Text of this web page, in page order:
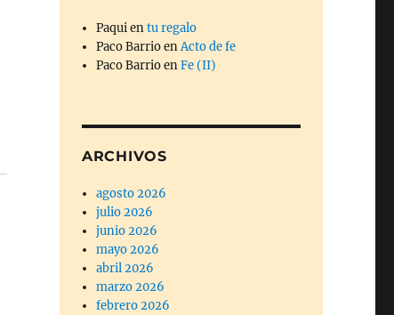
Paquientu regalo
Paco BarrioenActo de fe
Paco BarrioenFe (II)
ARCHIVOS
agosto 2026
julio 2026
junio 2026
mayo 2026
abril 2026
marzo 2026
febrero 2026